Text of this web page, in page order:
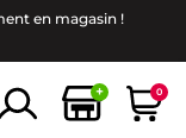
en magasin !
+ 0